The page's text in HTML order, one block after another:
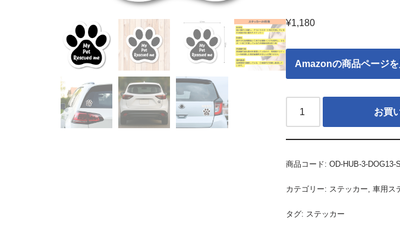
¥1,180
Amazonの商品ページを
お買
商品コード: OD-HUB-3-DOG13-
カテゴリー: ステッカー, 車用ス
タグ: ステッカー